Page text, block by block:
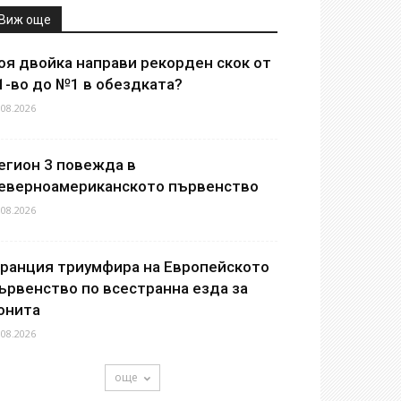
още
двойка направи рекорден скок от
во до №1 в обездката?
3 повежда в
първенство
триумфира на Европейското
по всестранна езда за
още